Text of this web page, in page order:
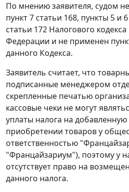
По мнению заявителя, судом
пункт 7 статьи 168, пункты 5 и
статьи 172 Налогового
Федерации и не применен
данного Кодекса.
Заявитель считает, что
подписанные менеджером
скрепленные печатью
кассовые чеки не могут
уплаты налога на
приобретении товаров у
ответственностью
"Францайзариум"), поэтому у
отсутствует право на
данного налога.